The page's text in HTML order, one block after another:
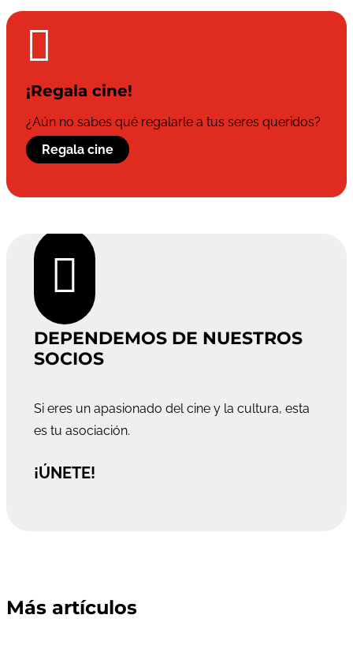

¡Regala cine!
¿Aún no sabes qué regalarle a tus seres queridos?
Regala cine

DEPENDEMOS DE NUESTROS
SOCIOS
Si eres un apasionado del cine y la cultura, esta
es tu asociación.
¡ÚNETE!
Más artículos